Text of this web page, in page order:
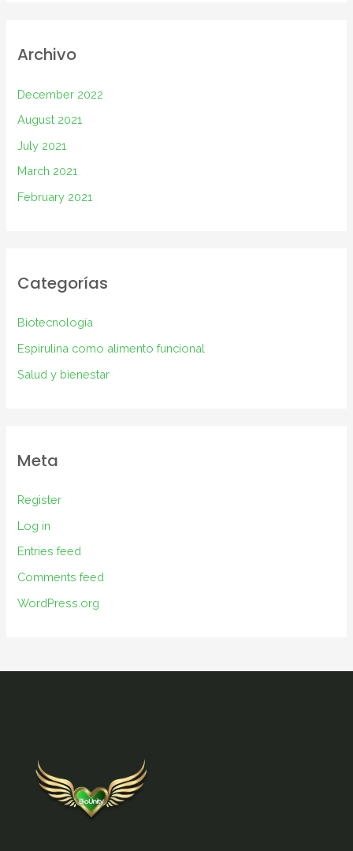
Archivo
December 2022
August 2021
July 2021
March 2021
February 2021
Categorías
Biotecnología
Espirulina como alimento funcional
Salud y bienestar
Meta
Register
Log in
Entries feed
Comments feed
WordPress.org